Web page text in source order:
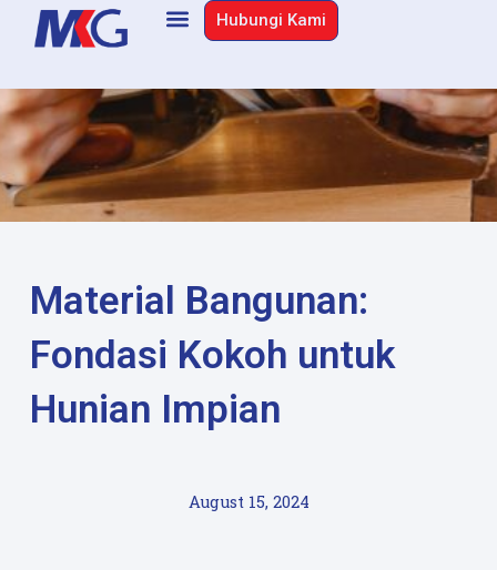
Hubungi Kami
Material Bangunan:
Fondasi Kokoh untuk
Hunian Impian
August 15, 2024